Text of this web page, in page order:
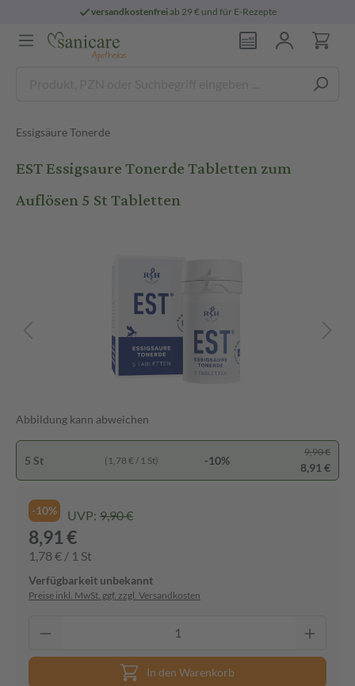
versandkostenfreiab 29 € und für E-Rezepte
Essigsäure Tonerde
EST Essigsaure Tonerde Tabletten zum
Auflösen 5 St Tabletten
Abbildung kann abweichen
5 St (1,78 € / 1 St) -10%
9,90 €
8,91 €
-10% UVP: 9,90 €
8,91 €
1,78 € / 1 St
Verfügbarkeit unbekannt
Preise inkl. MwSt. ggf. zzgl. Versandkosten
In den Warenkorb